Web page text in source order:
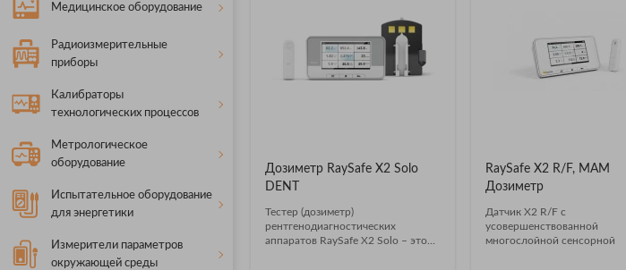
Медицинское оборудование
Радиоизмерительные
приборы
Калибраторы
технологических процессов
Метрологическое
оборудование
Испытательное оборудование
для энергетики
Измерители параметров
окружающей среды
Дозиметр RaySafe X2 Solo
DENT
Тестер (дозиметр)
рентгенодиагностических
аппаратов RaySafe X2 Solo – это...
RaySafe X2 R/F, MAM
Дозиметр
Датчик X2 R/F с
усовершенствованной
многослойной сенсорной